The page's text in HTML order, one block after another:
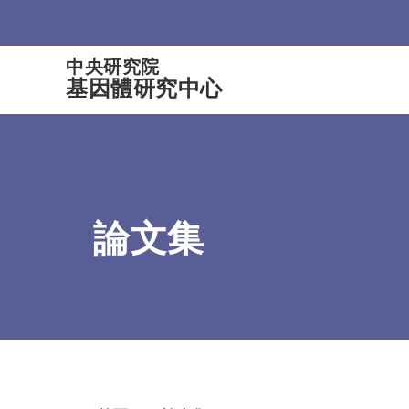
中央研究院
基因體研究中心
論文集